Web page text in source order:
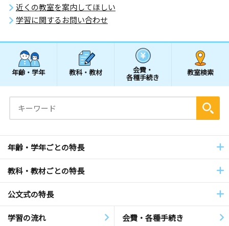
近くの教室を案内してほしい
学習に関するお問い合わせ
年齢・学年 教科・教材 会費・
各種手続き
教室検索
年齢・学年ごとの特長
教科・教材ごとの特長
公文式の特長
学習の流れ 会費・各種手続き